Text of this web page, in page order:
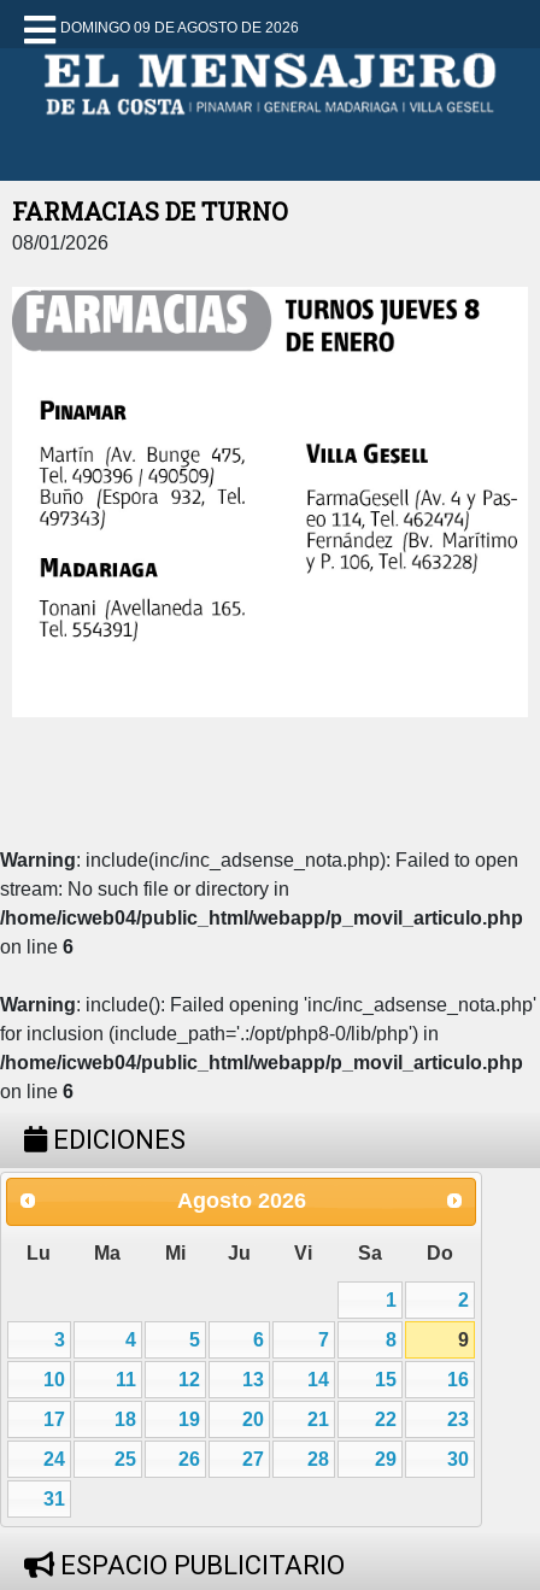
DOMINGO 09 DE AGOSTO DE 2026
FARMACIAS DE TURNO
08/01/2026
Warning: include(inc/inc_adsense_nota.php): Failed to open
stream: No such file or directory in
/home/icweb04/public_html/webapp/p_movil_articulo.php
on line 6
Warning: include(): Failed opening 'inc/inc_adsense_nota.php'
for inclusion (include_path='.:/opt/php8-0/lib/php') in
/home/icweb04/public_html/webapp/p_movil_articulo.php
on line 6
EDICIONES
Agosto 2026
Lu Ma Mi Ju Vi Sa Do
1
2
3
4 5 6 7 8
9
10
11 12 13 14 15
16
17
18 19 20 21 22
23
24
25 26 27 28 29
30
31
ESPACIO PUBLICITARIO